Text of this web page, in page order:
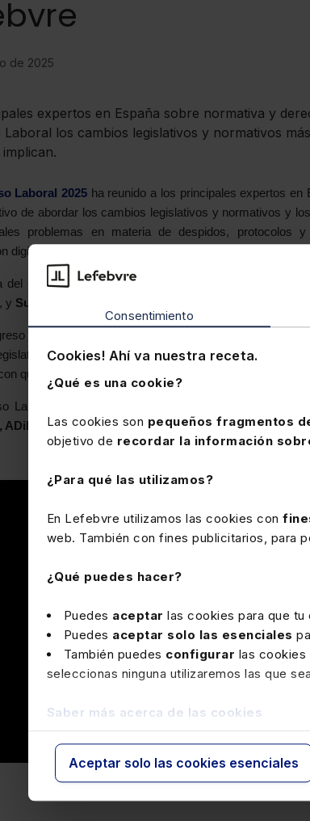
Consentimiento
Cookies! Ahí va nuestra receta.
¿Qué es una cookie?
Las cookies son pequeños fragmentos
objetivo de recordar la información
¿Para qué las utilizamos?
En Lefebvre utilizamos las cookies con
web. También con fines publicitarios, para
¿Qué puedes hacer?
Puedes aceptar las cookies para que
Puedes aceptar solo las esenciales
También puedes configurar las cookies
seleccionas ninguna utilizaremos las que
Saber más acerca de las cookies
Aceptar solo las cookies esenciales
de 2025
expertos en España sobre normativa y
Laboral los cambios legislativos y normativos
Laboral 2025 ha reunido a los principales expertos
de abordar los cambios legislativos y normativos y
problemas en materia de despidos, protocolos
digital, o tiempo de trabajo, entre otros.
del Congreso Laboral ha sido a cargo de
y Susana Izquierdo
se ha presentado la actualización del Memento
para los profesionales en derecho laboral y
que se nutre la solución GenIA-L de Lefebvre.
Laboral de Lefebvre cuenta con la colaboración del
ADiReLab, ASNALA, FORELAB y el Consejo